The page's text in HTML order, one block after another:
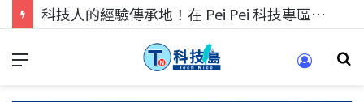
科技人的經驗傳承地！在 Pei Pei 科技專區，與學弟妹交流最硬核的技術